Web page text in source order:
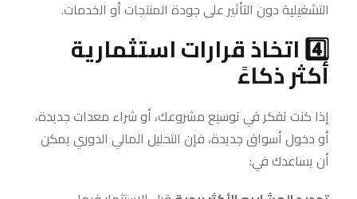
التشغيلية دون التأثير على جودة المنتجات أو الخدمات.
4️⃣ اتخاذ قرارات استثمارية
أكثر ذكاءً
إذا كنت تفكر في توسيع مشروعك، أو شراء معدات جديدة،
أو دخول أسواق جديدة، فإن التحليل المالي الدوري يمكن
أن يساعدك في: